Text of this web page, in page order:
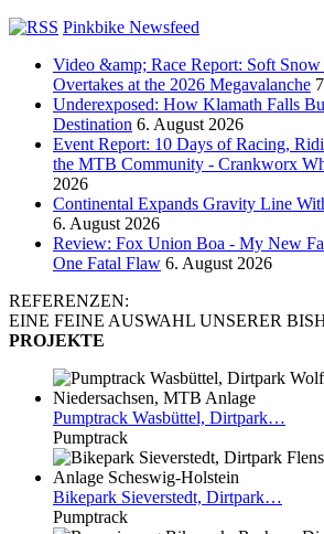
Pinkbike Newsfeed
Video &amp; Race Report: Soft
Overtakes at the 2026 Megavalanche
Underexposed: How Klamath Falls
Destination 6. August 2026
Event Report: 10 Days of Racing,
the MTB Community - Crankworx
2026
Continental Expands Gravity Line
6. August 2026
Review: Fox Union Boa - My New
One Fatal Flaw 6. August 2026
REFERENZEN:
EINE FEINE AUSWAHL UNSERER
PROJEKTE
Pumptrack Wasbüttel, Dirtpark…
Pumptrack
Bikepark Sieverstedt, Dirtpark…
Pumptrack